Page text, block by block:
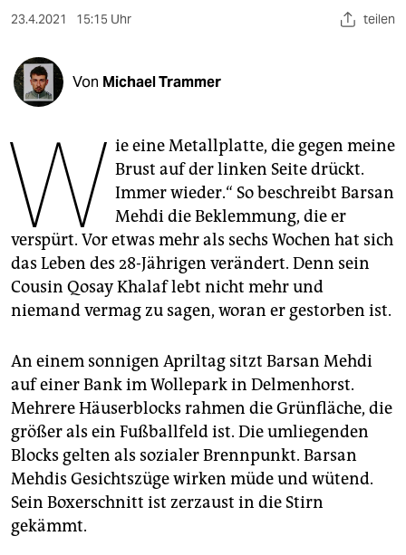
fragen & hilfe
unterstützen
abo
epaper login
23.4.2021 15:15 Uhr teilen
Von Michael Trammer
W ie eine Metallplatte, die gegen meine
Brust auf der linken Seite drückt.
Immer wieder.“ So beschreibt Barsan
Mehdi die Beklemmung, die er
verspürt. Vor etwas mehr als sechs Wochen hat sich
das Leben des 28-Jährigen verändert. Denn sein
Cousin Qosay Khalaf lebt nicht mehr und
niemand vermag zu sagen, woran er gestorben ist.
An einem sonnigen Apriltag sitzt Barsan Mehdi
auf einer Bank im Wollepark in Delmenhorst.
Mehrere Häuserblocks rahmen die Grünfläche, die
größer als ein Fußballfeld ist. Die umliegenden
Blocks gelten als sozialer Brennpunkt. Barsan
Mehdis Gesichtszüge wirken müde und wütend.
Sein Boxerschnitt ist zerzaust in die Stirn
gekämmt.